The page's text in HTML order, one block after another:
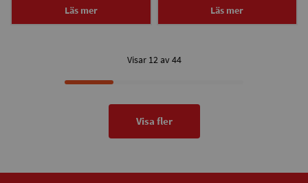
Läs mer Läs mer
Visar 12 av 44
Visa fler